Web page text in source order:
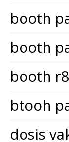
booth
booth
booth r8
btooh
dosis